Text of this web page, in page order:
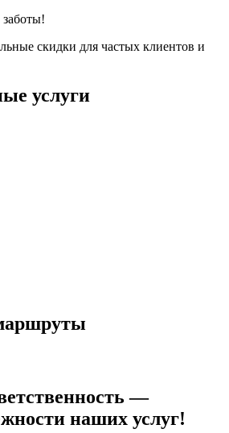
скидки для частых клиентов и
услуги
—
наших услуг!